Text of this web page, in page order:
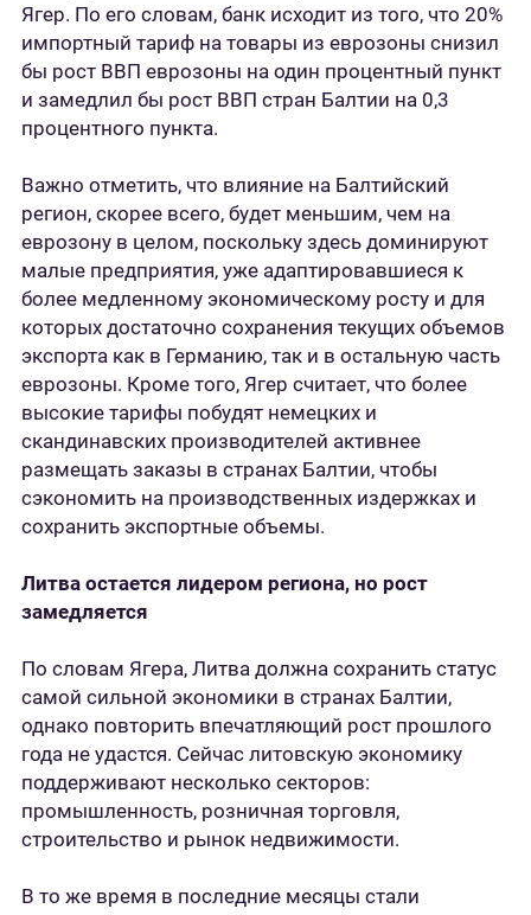
Ягер. По его словам, банк исходит из того, что 20%
импортный тариф на товары из еврозоны снизил
бы рост ВВП еврозоны на один процентный пункт
и замедлил бы рост ВВП стран Балтии на 0,3
процентного пункта.
Важно отметить, что влияние на Балтийский
регион, скорее всего, будет меньшим, чем на
еврозону в целом, поскольку здесь доминируют
малые предприятия, уже адаптировавшиеся к
более медленному экономическому росту и для
которых достаточно сохранения текущих объемов
экспорта как в Германию, так и в остальную часть
еврозоны. Кроме того, Ягер считает, что более
высокие тарифы побудят немецких и
скандинавских производителей активнее
размещать заказы в странах Балтии, чтобы
сэкономить на производственных издержках и
сохранить экспортные объемы.
Литва остается лидером региона, но рост
замедляется
По словам Ягера, Литва должна сохранить статус
самой сильной экономики в странах Балтии,
однако повторить впечатляющий рост прошлого
года не удастся. Сейчас литовскую экономику
поддерживают несколько секторов:
промышленность, розничная торговля,
строительство и рынок недвижимости.
В то же время в последние месяцы стали